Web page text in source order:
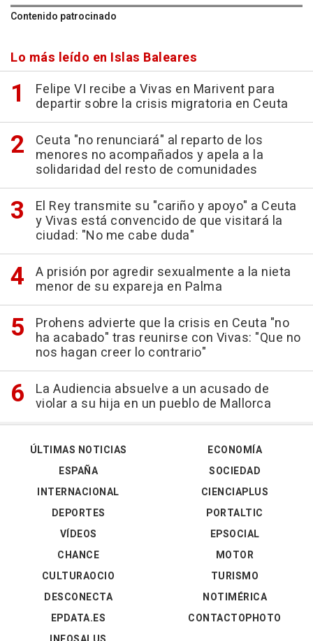
Contenido patrocinado
Lo más leído en Islas Baleares
Felipe VI recibe a Vivas en Marivent para
departir sobre la crisis migratoria en Ceuta
Ceuta "no renunciará" al reparto de los
menores no acompañados y apela a la
solidaridad del resto de comunidades
El Rey transmite su "cariño y apoyo" a Ceuta
y Vivas está convencido de que visitará la
ciudad: "No me cabe duda"
A prisión por agredir sexualmente a la nieta
menor de su expareja en Palma
Prohens advierte que la crisis en Ceuta "no
ha acabado" tras reunirse con Vivas: "Que no
nos hagan creer lo contrario"
La Audiencia absuelve a un acusado de
violar a su hija en un pueblo de Mallorca
ÚLTIMAS NOTICIAS
ESPAÑA
INTERNACIONAL
DEPORTES
VÍDEOS
ECONOMÍA
SOCIEDAD
CIENCIAPLUS
PORTALTIC
EPSOCIAL
CHANCE
CULTURAOCIO
DESCONECTA
EPDATA.ES
MOTOR
TURISMO
NOTIMÉRICA
CONTACTOPHOTO